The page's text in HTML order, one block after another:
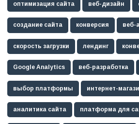
оптимизация сайта веб-дизайн
создание сайта конверсия веб-
скорость загрузки лендинг
Google Analytics веб-разработка
выбор платформы интернет-
аналитика сайта платформа для